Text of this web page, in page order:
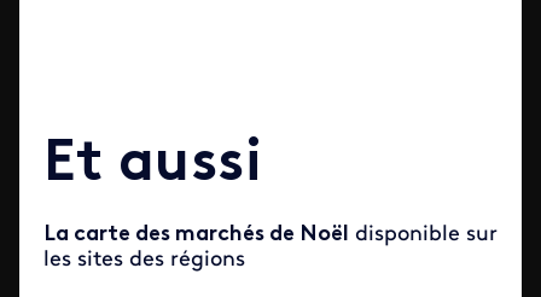
Et aussi
La carte des marchés de Noël disponible sur
les sites des régions